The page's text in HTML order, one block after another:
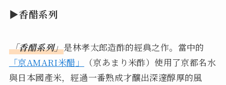
▶香醋系列
「香醋系列」是林孝太郎造酢的經典之作。當中的
「京AMARI米醋」
（京あまり米酢）使用了京都名水
與日本國產米，經過一番熟成才釀出深邃醇厚的風